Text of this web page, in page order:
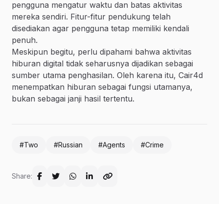
pengguna mengatur waktu dan batas aktivitas
mereka sendiri. Fitur-fitur pendukung telah
disediakan agar pengguna tetap memiliki kendali
penuh.
Meskipun begitu, perlu dipahami bahwa aktivitas
hiburan digital tidak seharusnya dijadikan sebagai
sumber utama penghasilan. Oleh karena itu, Cair4d
menempatkan hiburan sebagai fungsi utamanya,
bukan sebagai janji hasil tertentu.
#Two #Russian #Agents #Crime
Share: